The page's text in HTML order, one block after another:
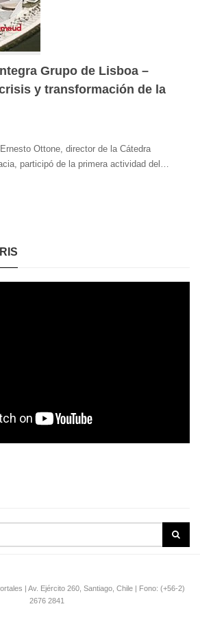
Grupo de Lisboa –
y transformación de la
Ottone, director de la Cátedra
participó de la primera actividad del…
| Av. Ejército 260, Santiago, Chile | Fono: (+56-2)
2676 2841